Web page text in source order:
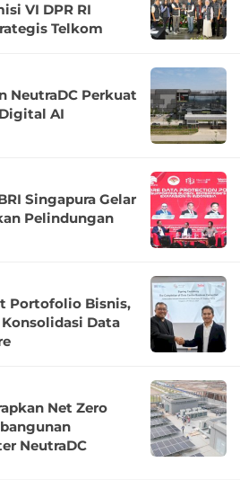
VI DPR RI
Telkom
NeutraDC Perkuat
AI
Singapura Gelar
Pelindungan
Portofolio Bisnis,
Data
Net Zero
NeutraDC